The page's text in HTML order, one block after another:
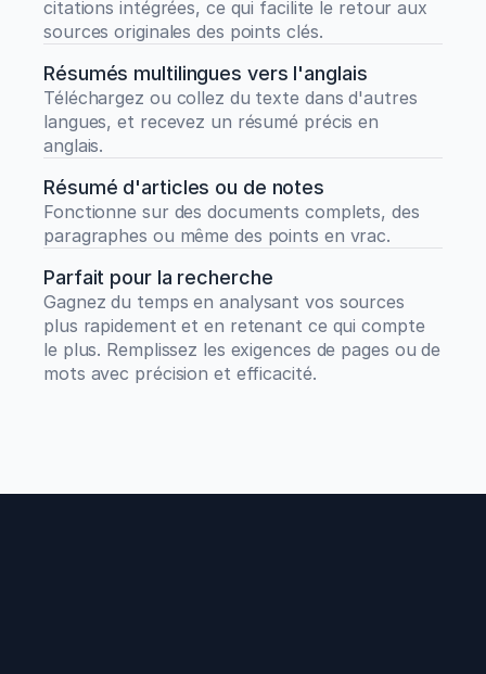
citations intégrées, ce qui facilite le retour aux
sources originales des points clés.
Résumés multilingues vers l'anglais
Téléchargez ou collez du texte dans d'autres
langues, et recevez un résumé précis en
anglais.
Résumé d'articles ou de notes
Fonctionne sur des documents complets, des
paragraphes ou même des points en vrac.
Parfait pour la recherche
Gagnez du temps en analysant vos sources
plus rapidement et en retenant ce qui compte
le plus. Remplissez les exigences de pages ou de
mots avec précision et efficacité.